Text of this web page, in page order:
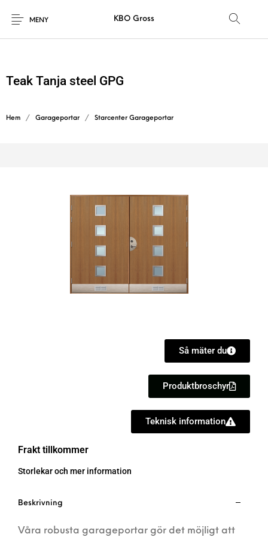
MENY KBO Gross
Teak Tanja steel GPG
Hem / Garageportar / Starcenter Garageportar
Så mäter du
Produktbroschyr
Teknisk information
Frakt tillkommer
Storlekar och mer information
Beskrivning
Våra robusta garageportar gör det möjligt att